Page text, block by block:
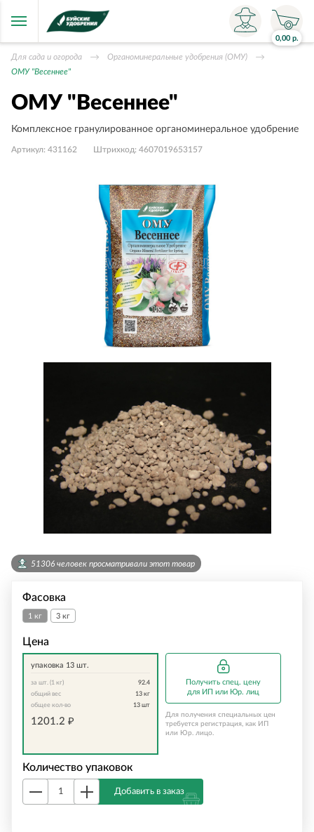
0,00р.
Для сада и огорода
Органоминеральные удобрения (ОМУ)
ОМУ "Весеннее"
ОМУ "Весеннее"
Комплексное гранулированное органоминеральное удобрение
Артикул: 431162 Штрихкод: 4607019653157
51306 человек просматривали этот товар
Фасовка
1 кг 3 кг
Цена
упаковка 13 шт.
за шт. (1 кг)
92.4
общий вес
13 кг
общее кол-во
13 шт
1201.2 ₽
Получить спец. цену
для ИП или Юр. лиц
Для получения специальных цен
требуется регистрация, как ИП
или Юр. лицо.
Количество упаковок
Добавить в заказ